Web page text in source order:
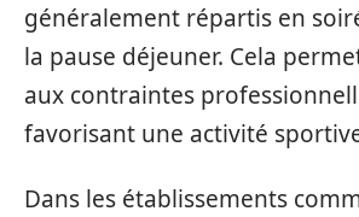
généralement répartis en
la pause déjeuner. Cela
aux contraintes
favorisant une activité
Dans les établissements